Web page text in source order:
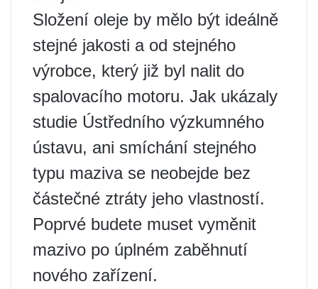
Složení oleje by mělo být ideálně
stejné jakosti a od stejného
výrobce, který již byl nalit do
spalovacího motoru. Jak ukázaly
studie Ústředního výzkumného
ústavu, ani smíchání stejného
typu maziva se neobejde bez
částečné ztráty jeho vlastností.
Poprvé budete muset vyměnit
mazivo po úplném zaběhnutí
nového zařízení.